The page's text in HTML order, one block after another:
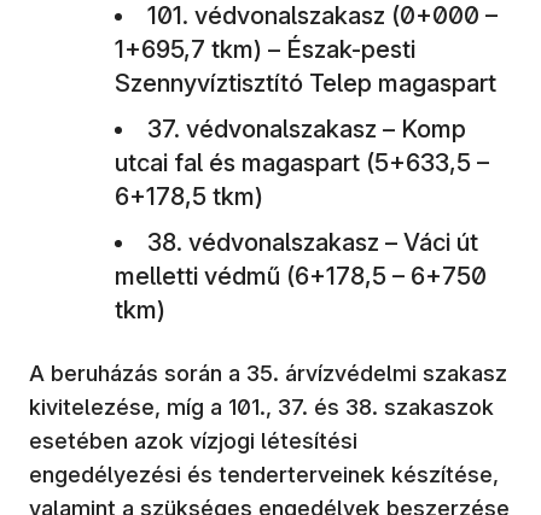
101. védvonalszakasz (0+000 –
1+695,7 tkm) – Észak-pesti
Szennyvíztisztító Telep magaspart
37. védvonalszakasz – Komp
utcai fal és magaspart (5+633,5 –
6+178,5 tkm)
38. védvonalszakasz – Váci út
melletti védmű (6+178,5 – 6+750
tkm)
A beruházás során a 35. árvízvédelmi szakasz
kivitelezése, míg a 101., 37. és 38. szakaszok
esetében azok vízjogi létesítési
engedélyezési és tenderterveinek készítése,
valamint a szükséges engedélyek beszerzése